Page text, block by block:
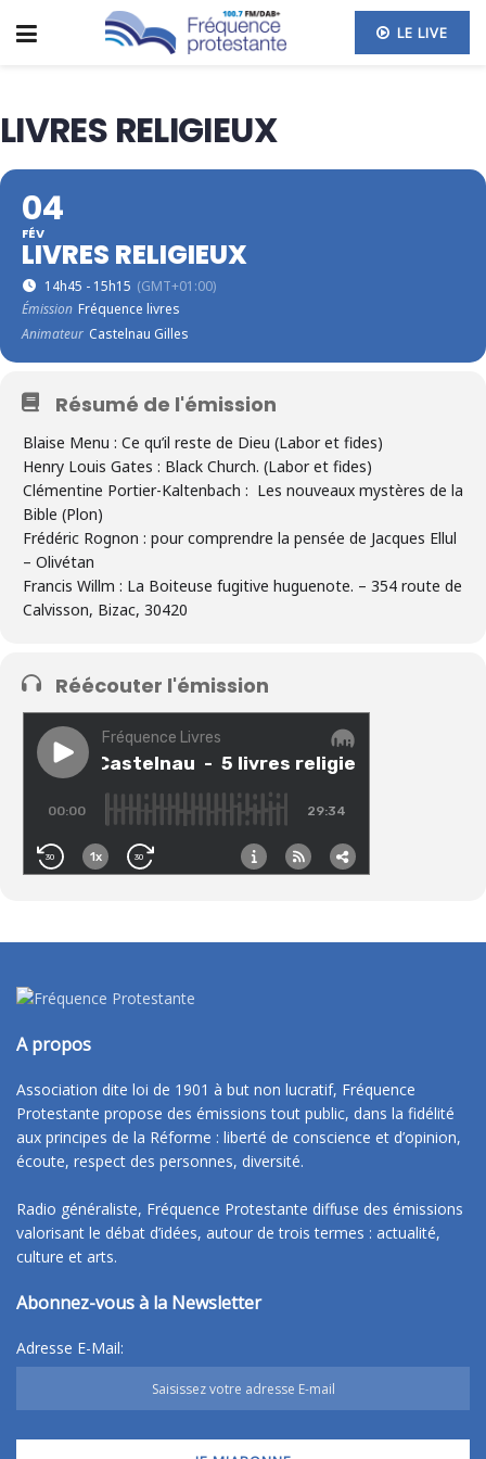
LE LIVE
LIVRES RELIGIEUX
04
FÉV
LIVRES RELIGIEUX
14h45 - 15h15 (GMT+01:00)
Émission Fréquence livres
Animateur Castelnau Gilles
Résumé de l'émission
Blaise Menu : Ce qu’il reste de Dieu (Labor et fides)
Henry Louis Gates : Black Church. (Labor et fides)
Clémentine Portier-Kaltenbach : Les nouveaux mystères de la
Bible (Plon)
Frédéric Rognon : pour comprendre la pensée de Jacques Ellul
– Olivétan
Francis Willm : La Boiteuse fugitive huguenote. – 354 route de
Calvisson, Bizac, 30420
Réécouter l'émission
A propos
Association dite loi de 1901 à but non lucratif, Fréquence
Protestante propose des émissions tout public, dans la fidélité
aux principes de la Réforme : liberté de conscience et d’opinion,
écoute, respect des personnes, diversité.
Radio généraliste, Fréquence Protestante diffuse des émissions
valorisant le débat d’idées, autour de trois termes : actualité,
culture et arts.
Abonnez-vous à la Newsletter
Adresse E-Mail: